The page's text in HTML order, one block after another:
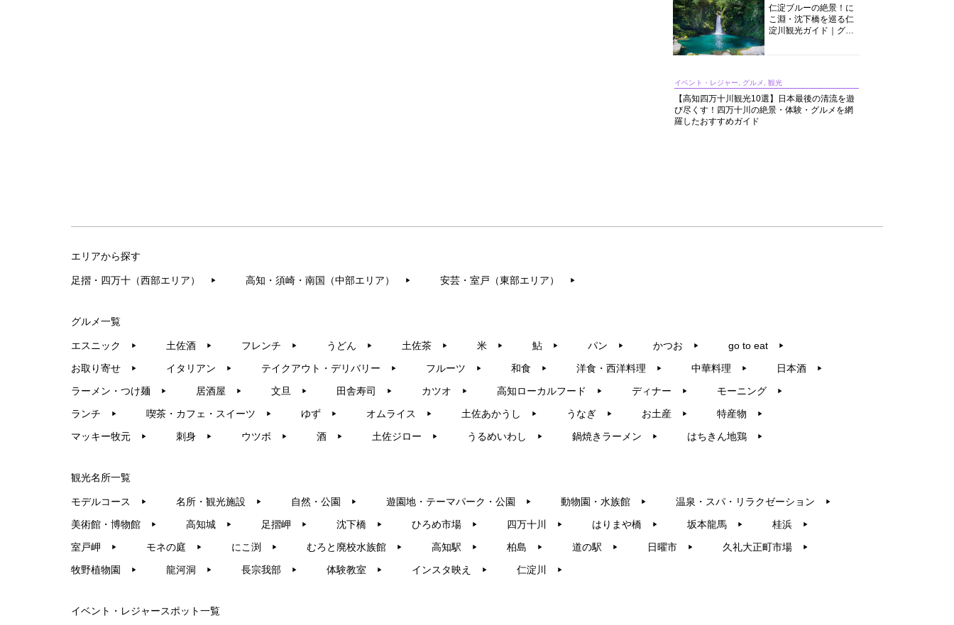
仁淀ブルーの絶景！に
こ淵・沈下橋を巡る仁
淀川観光ガイド｜グル
イベント・レジャー, グルメ, 観光
【高知四万十川観光10選】日本最後の清流を遊
び尽くす！四万十川の絶景・体験・グルメを網
羅したおすすめガイド
エリアから探す
足摺・四万十（西部エリア） ▶︎ 高知・須崎・南国（中部エリア） ▶︎ 安芸・室戸（東部エリア） ▶︎
グルメ一覧
エスニック ▶︎ 土佐酒 ▶︎ フレンチ ▶︎ うどん ▶︎ 土佐茶 ▶︎ 米 ▶︎ 鮎 ▶︎ パン ▶︎ かつお ▶︎ go to eat ▶︎
お取り寄せ ▶︎ イタリアン ▶︎ テイクアウト・デリバリー ▶︎ フルーツ ▶︎ 和食 ▶︎ 洋食・西洋料理 ▶︎ 中華料理 ▶︎ 日本酒 ▶︎
ラーメン・つけ麺 ▶︎ 居酒屋 ▶︎ 文旦 ▶︎ 田舎寿司 ▶︎ カツオ ▶︎ 高知ローカルフード ▶︎ ディナー ▶︎ モーニング ▶︎
ランチ ▶︎ 喫茶・カフェ・スイーツ ▶︎ ゆず ▶︎ オムライス ▶︎ 土佐あかうし ▶︎ うなぎ ▶︎ お土産 ▶︎ 特産物 ▶︎
マッキー牧元 ▶︎ 刺身 ▶︎ ウツボ ▶︎ 酒 ▶︎ 土佐ジロー ▶︎ うるめいわし ▶︎ 鍋焼きラーメン ▶︎ はちきん地鶏 ▶︎
観光名所一覧
モデルコース ▶︎ 名所・観光施設 ▶︎ 自然・公園 ▶︎ 遊園地・テーマパーク・公園 ▶︎ 動物園・水族館 ▶︎ 温泉・スパ・リラクゼーション ▶︎
美術館・博物館 ▶︎ 高知城 ▶︎ 足摺岬 ▶︎ 沈下橋 ▶︎ ひろめ市場 ▶︎ 四万十川 ▶︎ はりまや橋 ▶︎ 坂本龍馬 ▶︎ 桂浜 ▶︎
室戸岬 ▶︎ モネの庭 ▶︎ にこ渕 ▶︎ むろと廃校水族館 ▶︎ 高知駅 ▶︎ 柏島 ▶︎ 道の駅 ▶︎ 日曜市 ▶︎ 久礼大正町市場 ▶︎
牧野植物園 ▶︎ 龍河洞 ▶︎ 長宗我部 ▶︎ 体験教室 ▶︎ インスタ映え ▶︎ 仁淀川 ▶︎
イベント・レジャースポット一覧